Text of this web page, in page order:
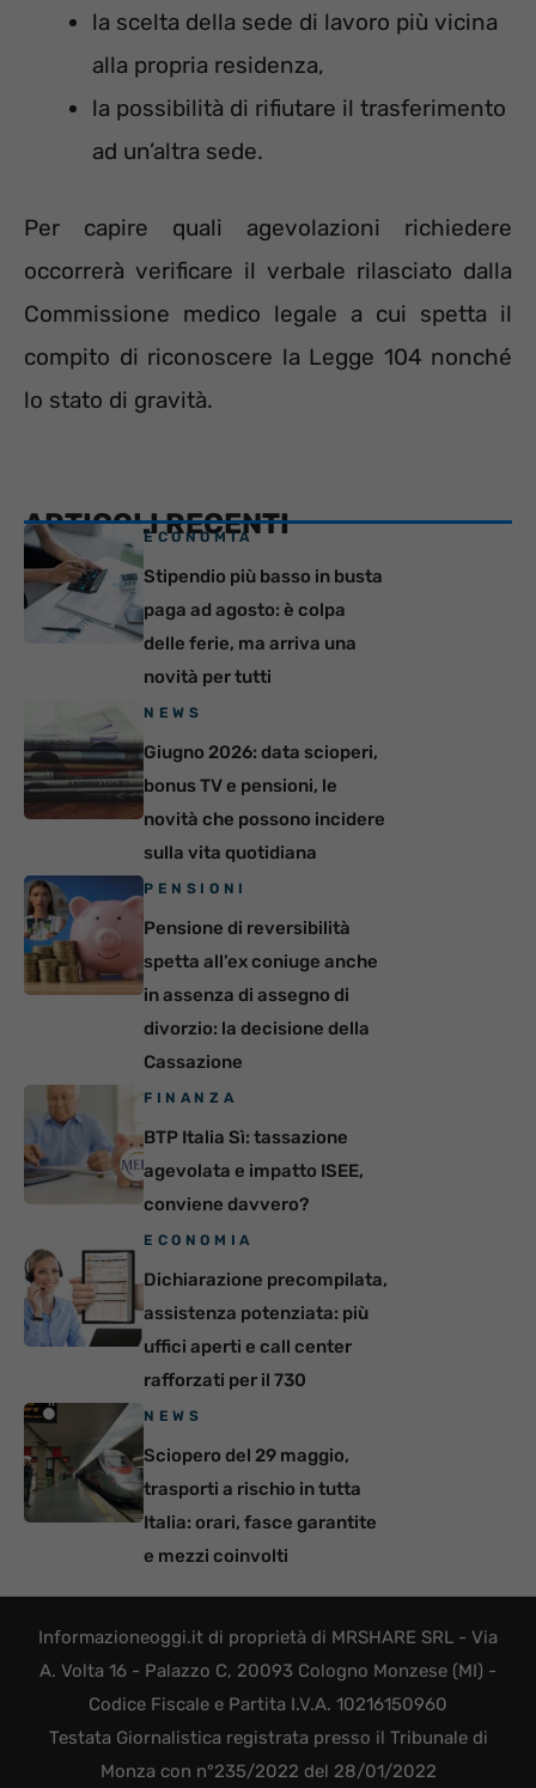
la scelta della sede di lavoro più vicina
alla propria residenza,
la possibilità di rifiutare il trasferimento
ad un’altra sede.
Per capire quali agevolazioni richiedere
occorrerà verificare il verbale rilasciato dalla
Commissione medico legale a cui spetta il
compito di riconoscere la Legge 104 nonché
lo stato di gravità.
ARTICOLI RECENTI
ECONOMIA
Stipendio più basso in busta
paga ad agosto: è colpa
delle ferie, ma arriva una
novità per tutti
NEWS
Giugno 2026: data scioperi,
bonus TV e pensioni, le
novità che possono incidere
sulla vita quotidiana
PENSIONI
Pensione di reversibilità
spetta all’ex coniuge anche
in assenza di assegno di
divorzio: la decisione della
Cassazione
FINANZA
BTP Italia Sì: tassazione
agevolata e impatto ISEE,
conviene davvero?
ECONOMIA
Dichiarazione precompilata,
assistenza potenziata: più
uffici aperti e call center
rafforzati per il 730
NEWS
Sciopero del 29 maggio,
trasporti a rischio in tutta
Italia: orari, fasce garantite
e mezzi coinvolti
Informazioneoggi.it di proprietà di MRSHARE SRL - Via
A. Volta 16 - Palazzo C, 20093 Cologno Monzese (MI) -
Codice Fiscale e Partita I.V.A. 10216150960
Testata Giornalistica registrata presso il Tribunale di
Monza con n°235/2022 del 28/01/2022